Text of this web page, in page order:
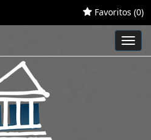
Favoritos (0)